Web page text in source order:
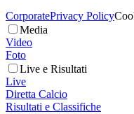
CorporatePrivacy Policy
Media
Video
Foto
Live e Risultati
Live
Diretta Calcio
Risultati e Classifiche